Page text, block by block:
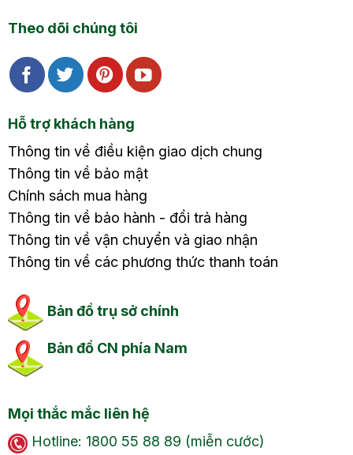
Theo dõi chúng tôi
Hỗ trợ khách hàng
Thông tin về điều kiện giao dịch chung
Thông tin về bảo mật
Chính sách mua hàng
Thông tin về bảo hành - đổi trả hàng
Thông tin về vận chuyển và giao nhận
Thông tin về các phương thức thanh toán
Bản đồ trụ sở chính
Bản đồ CN phía Nam
Mọi thắc mắc liên hệ
Hotline: 1800 55 88 89 (miễn cước)